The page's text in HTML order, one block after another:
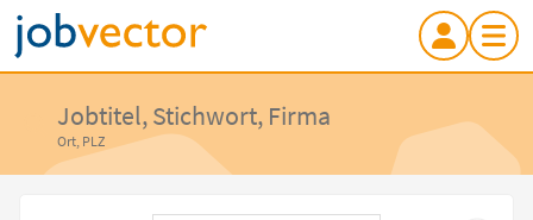
Jobtitel, Stichwort, Firma
Ort, PLZ